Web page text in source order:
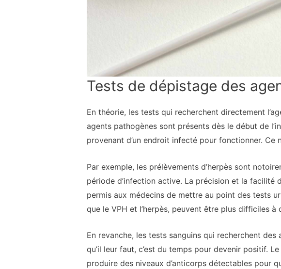
Tests de dépistage des
En théorie, les tests qui recherchent directement
agents pathogènes sont présents dès le début de
provenant d’un endroit infecté pour fonctionner. Ce
Par exemple, les prélèvements d’herpès sont
période d’infection active. La précision et la facilité
permis aux médecins de mettre au point des tests
que le VPH et l’herpès, peuvent être plus difficiles à
En revanche, les tests sanguins qui recherchent des
qu’il leur faut, c’est du temps pour devenir positif.
produire des niveaux d’anticorps détectables pour